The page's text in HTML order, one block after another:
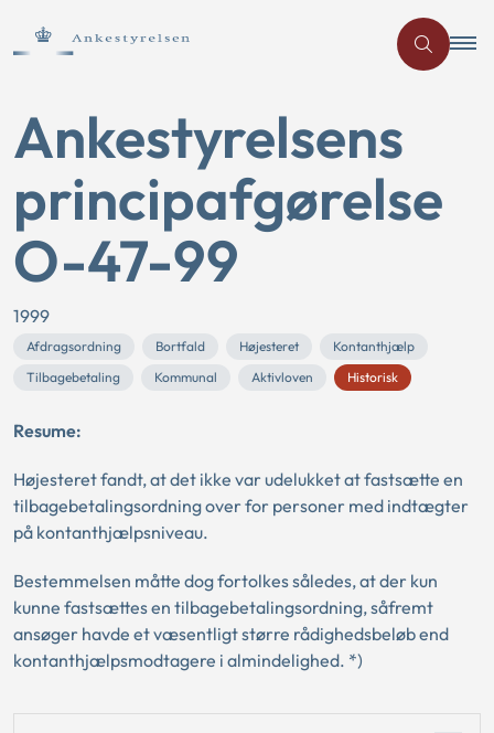
Ankestyrelsens
principafgørelse
O-47-99
1999
Afdragsordning Bortfald Højesteret
Kontanthjælp
Tilbagebetaling
Kommunal Aktivloven Historisk
Resume:
Højesteret fandt, at det ikke var udelukket at fastsætte en
tilbagebetalingsordning over for personer med indtægter
på kontanthjælpsniveau.
Bestemmelsen måtte dog fortolkes således, at der kun
kunne fastsættes en tilbagebetalingsordning, såfremt
ansøger havde et væsentligt større rådighedsbeløb end
kontanthjælpsmodtagere i almindelighed. *)